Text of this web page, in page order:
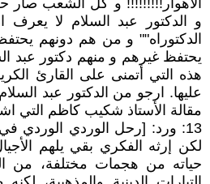
الاهوار!!!!!!!!! و كل الشعب صار
و الدكتور عبد السلام لا يعرف
الدكتوراه"" و من هم دونهم
يحتفظ غيرهم و منهم دكتور عبد
هذه التي أتمنى على القارئ
عليها. ارجو من الدكتور عبد
مقالة الأستاذ شكيب كاظم التي
لكن إرثه الفكري بقي يلهم
حياته من هجمات مختلفة، من